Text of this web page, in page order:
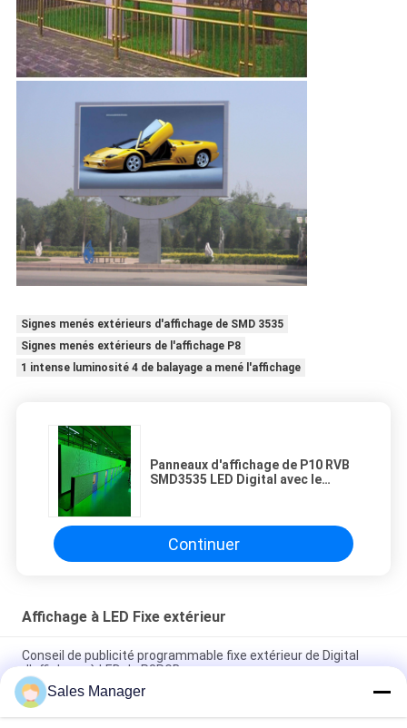
Signes menés extérieurs d'affichage de SMD 3535
Signes menés extérieurs de l'affichage P8
1 intense luminosité 4 de balayage a mené l'affichage
Panneaux d'affichage de P10 RVB
SMD3535 LED Digital avec le
Continuer
Affichage à LED Fixe extérieur
Conseil de publicité programmable fixe extérieur de Digital
d'affichage à LED de P3RGB
P3.91 écran de la publicité extérieure LED pour l'installation
fixe de location
Sales Manager